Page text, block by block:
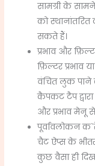
सामग्री के
को
सकते हैं।
प्रभाव और
फ़िल्टर प्रभाव
वंचित लुक पाने
कैपकट टैप
और प्रभाव मेनू
पूर्वावलोकन
चैट ऐप्स के
कुछ वैसा ही